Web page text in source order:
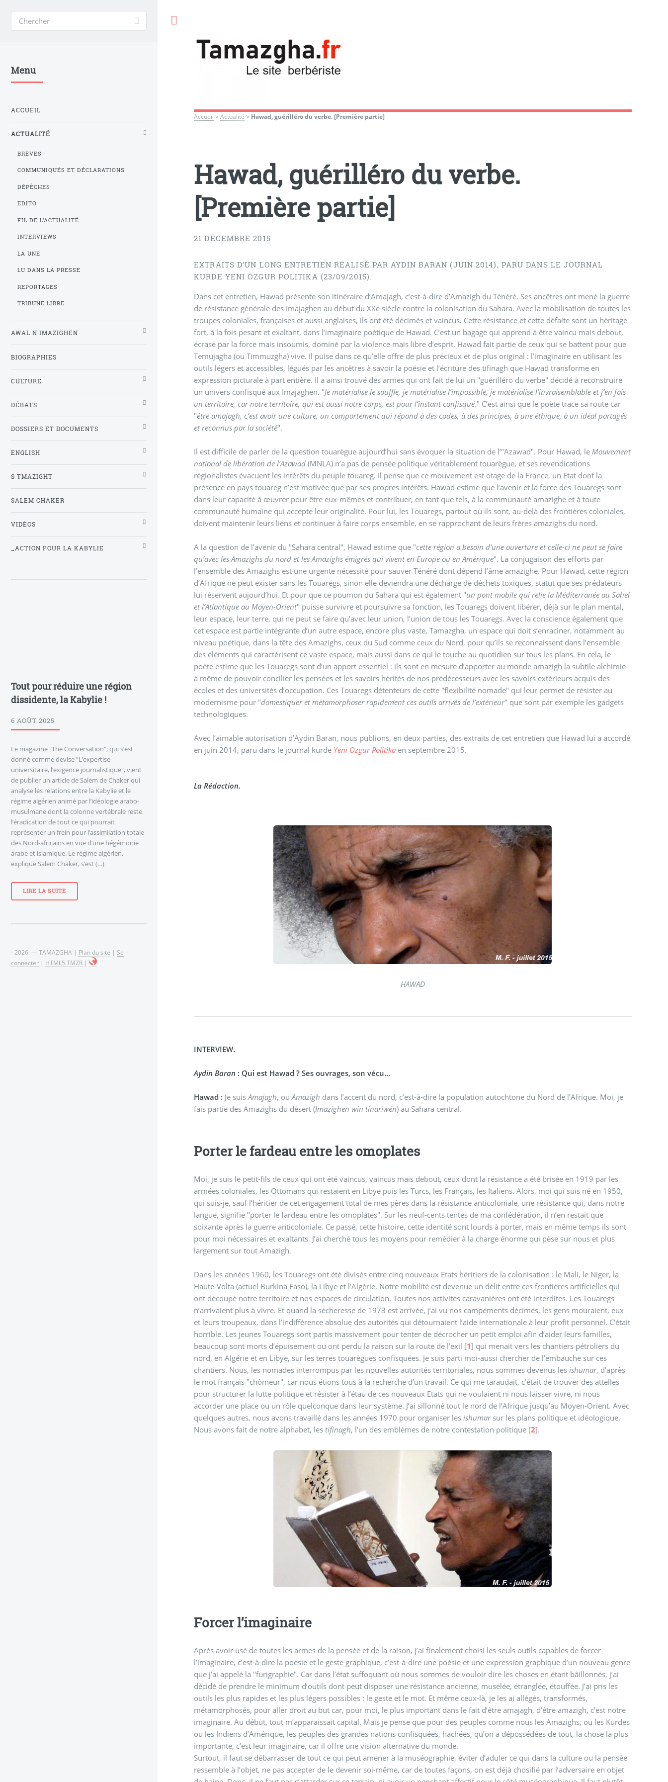
Accueil >Actualité > Hawad, guérilléro du verbe. [Première partie]
Hawad, guérilléro du verbe.
[Première partie]
21 DÉCEMBRE 2015
EXTRAITS D’UN LONG ENTRETIEN RÉALISÉ PAR AYDIN BARAN (JUIN 2014), PARU DANS LE JOURNAL
KURDE YENI OZGUR POLITIKA (23/09/2015).
Dans cet entretien, Hawad présente son itinéraire d’Amajagh, c’est-à-dire d’Amazigh du Ténéré. Ses ancêtres ont mené la guerre
de résistance générale des Imajaghen au début du XXe siècle contre la colonisation du Sahara. Avec la mobilisation de toutes les
troupes coloniales, françaises et aussi anglaises, ils ont été décimés et vaincus. Cette résistance et cette défaite sont un héritage
fort, à la fois pesant et exaltant, dans l’imaginaire poétique de Hawad. C’est un bagage qui apprend à être vaincu mais debout,
écrasé par la force mais insoumis, dominé par la violence mais libre d’esprit. Hawad fait partie de ceux qui se battent pour que
Temujagha (ou Timmuzgha) vive. Il puise dans ce qu’elle offre de plus précieux et de plus original : l’imaginaire en utilisant les
outils légers et accessibles, légués par les ancêtres à savoir la poésie et l’écriture des tifinagh que Hawad transforme en
expression picturale à part entière. Il a ainsi trouvé des armes qui ont fait de lui un "guérilléro du verbe" décidé à reconstruire
un univers confisqué aux Imajaghen. "Je matérialise le souffle, je matérialise l’impossible, je matérialise l’invraisemblable et j’en fais
un territoire, car notre territoire, qui est aussi notre corps, est pour l’instant confisqué." C’est ainsi que le poète trace sa route car
"être amajagh, c’est avoir une culture, un comportement qui répond à des codes, à des principes, à une éthique, à un idéal partagés
et reconnus par la société".
Il est difficile de parler de la question touarègue aujourd’hui sans évoquer la situation de l’"Azawad". Pour Hawad, le Mouvement
national de libération de l’Azawad (MNLA) n’a pas de pensée politique véritablement touarègue, et ses revendications
régionalistes évacuent les intérêts du peuple touareg. Il pense que ce mouvement est otage de la France, un Etat dont la
présence en pays touareg n’est motivée que par ses propres intérêts. Hawad estime que l’avenir et la force des Touaregs sont
dans leur capacité à œuvrer pour être eux-mêmes et contribuer, en tant que tels, à la communauté amazighe et à toute
communauté humaine qui accepte leur originalité. Pour lui, les Touaregs, partout où ils sont, au-delà des frontières coloniales,
doivent maintenir leurs liens et continuer à faire corps ensemble, en se rapprochant de leurs frères amazighs du nord.
A la question de l’avenir du "Sahara central", Hawad estime que "cette région a besoin d’une ouverture et celle-ci ne peut se faire
qu’avec les Amazighs du nord et les Amazighs émigrés qui vivent en Europe ou en Amérique". La conjugaison des efforts par
l’ensemble des Amazighs est une urgente nécessité pour sauver Ténéré dont dépend l’âme amazighe. Pour Hawad, cette région
d’Afrique ne peut exister sans les Touaregs, sinon elle deviendra une décharge de déchets toxiques, statut que ses prédateurs
lui réservent aujourd’hui. Et pour que ce poumon du Sahara qui est également "un pont mobile qui relie la Méditerranée au Sahel
et l’Atlantique au Moyen-Orient" puisse survivre et poursuivre sa fonction, les Touaregs doivent libérer, déjà sur le plan mental,
leur espace, leur terre, qui ne peut se faire qu’avec leur union, l’union de tous les Touaregs. Avec la conscience également que
cet espace est partie intégrante d’un autre espace, encore plus vaste, Tamazgha, un espace qui doit s’enraciner, notamment au
niveau poétique, dans la tête des Amazighs, ceux du Sud comme ceux du Nord, pour qu’ils se reconnaissent dans l’ensemble
des éléments qui caractérisent ce vaste espace, mais aussi dans ce qui le touche au quotidien sur tous les plans. En cela, le
poète estime que les Touaregs sont d’un apport essentiel : ils sont en mesure d’apporter au monde amazigh la subtile alchimie
à même de pouvoir concilier les pensées et les savoirs hérités de nos prédécesseurs avec les savoirs extérieurs acquis des
écoles et des universités d’occupation. Ces Touaregs détenteurs de cette "flexibilité nomade" qui leur permet de résister au
modernisme pour "domestiquer et métamorphoser rapidement ces outils arrivés de l’extérieur" que sont par exemple les gadgets
technologiques.
Avec l’aimable autorisation d’Aydin Baran, nous publions, en deux parties, des extraits de cet entretien que Hawad lui a accordé
en juin 2014, paru dans le journal kurde Yeni Ozgur Politika en septembre 2015.
La Rédaction.
HAWAD
INTERVIEW.
Aydin Baran : Qui est Hawad ? Ses ouvrages, son vécu...
Hawad : Je suisAmajagh, ouAmazigh dans l’accent du nord, c’est-à-dire la population autochtone du Nord de l’Afrique. Moi, je
fais partie des Amazighs du désert (Imazighen win tinariwén) au Sahara central.
Porter le fardeau entre les omoplates
Moi, je suis le petit-fils de ceux qui ont été vaincus, vaincus mais debout, ceux dont la résistance a été brisée en 1919 par les
armées coloniales, les Ottomans qui restaient en Libye puis les Turcs, les Français, les Italiens. Alors, moi qui suis né en 1950,
qui suis-je, sauf l’héritier de cet engagement total de mes pères dans la résistance anticoloniale, une résistance qui, dans notre
langue, signifie "porter le fardeau entre les omoplates". Sur les neuf-cents tentes de ma confédération, il n’en restait que
soixante après la guerre anticoloniale. Ce passé, cette histoire, cette identité sont lourds à porter, mais en même temps ils sont
pour moi nécessaires et exaltants. J’ai cherché tous les moyens pour remédier à la charge énorme qui pèse sur nous et plus
largement sur tout Amazigh.
Dans les années 1960, les Touaregs ont été divisés entre cinq nouveaux Etats héritiers de la colonisation : le Mali, le Niger, la
Haute-Volta (actuel Burkina Faso), la Libye et l’Algérie. Notre mobilité est devenue un délit entre ces frontières artificielles qui
ont découpé notre territoire et nos espaces de circulation. Toutes nos activités caravanières ont été interdites. Les Touaregs
n’arrivaient plus à vivre. Et quand la sécheresse de 1973 est arrivée, j’ai vu nos campements décimés, les gens mouraient, eux
et leurs troupeaux, dans l’indifférence absolue des autorités qui détournaient l’aide internationale à leur profit personnel. C’était
horrible. Les jeunes Touaregs sont partis massivement pour tenter de décrocher un petit emploi afin d’aider leurs familles,
beaucoup sont morts d’épuisement ou ont perdu la raison sur la route de l’exil [1] qui menait vers les chantiers pétroliers du
nord, en Algérie et en Libye, sur les terres touarègues confisquées. Je suis parti moi-aussi chercher de l’embauche sur ces
chantiers. Nous, les nomades interrompus par les nouvelles autorités territoriales, nous sommes devenus lesishumar, d’après
le mot français "chômeur", car nous étions tous à la recherche d’un travail. Ce qui me taraudait, c’était de trouver des attelles
pour structurer la lutte politique et résister à l’étau de ces nouveaux Etats qui ne voulaient ni nous laisser vivre, ni nous
accorder une place ou un rôle quelconque dans leur système. J’ai sillonné tout le nord de l’Afrique jusqu’au Moyen-Orient. Avec
quelques autres, nous avons travaillé dans les années 1970 pour organiser les ishumar sur les plans politique et idéologique.
Nous avons fait de notre alphabet, les tifinagh, l’un des emblèmes de notre contestation politique [2].
Forcer l’imaginaire
Après avoir usé de toutes les armes de la pensée et de la raison, j’ai finalement choisi les seuls outils capables de forcer
l’imaginaire, c’est-à-dire la poésie et le geste graphique, c’est-à-dire une poésie et une expression graphique d’un nouveau genre
que j’ai appelé la "furigraphie". Car dans l’état suffoquant où nous sommes de vouloir dire les choses en étant bâillonnés, j’ai
décidé de prendre le minimum d’outils dont peut disposer une résistance ancienne, muselée, étranglée, étouffée. J’ai pris les
outils les plus rapides et les plus légers possibles : le geste et le mot. Et même ceux-là, je les ai allégés, transformés,
métamorphosés, pour aller droit au but car, pour moi, le plus important dans le fait d’être amajagh, d’être amazigh, c’est notre
imaginaire. Au début, tout m’apparaissait capital. Mais je pense que pour des peuples comme nous les Amazighs, ou les Kurdes
ou les Indiens d’Amérique, les peuples des grandes nations confisquées, hachées, qu’on a dépossédées de tout, la chose la plus
importante, c’est leur imaginaire, car il offre une vision alternative du monde.
Surtout, il faut se débarrasser de tout ce qui peut amener à la muséographie, éviter d’aduler ce qui dans la culture ou la pensée
ressemble à l’objet, ne pas accepter de le devenir soi-même, car de toutes façons, on est déjà chosifié par l’adversaire en objet
Menu
ACCUEIL
ACTUALITÉ
BRÈVES
COMMUNIQUÉS ET DÉCLARATIONS
DÉPÊCHES
EDITO
FIL DE L’ACTUALITÉ
INTERVIEWS
LA UNE
LU DANS LA PRESSE
REPORTAGES
TRIBUNE LIBRE
AWAL N IMAZIGHEN
BIOGRAPHIES
CULTURE
DÉBATS
DOSSIERS ET DOCUMENTS
ENGLISH
S TMAZIGHT
SALEM CHAKER
VIDÉOS
_ACTION POUR LA KABYLIE
Tout pour réduire une région
dissidente, la Kabylie !
6 AOÛT 2025
Le magazine "The Conversation", qui s’est
donné comme devise "L’expertise
universitaire, l’exigence journalistique", vient
de publier un article de Salem de Chaker qui
analyse les relations entre la Kabylie et le
régime algérien animé par l’idéologie arabo-
musulmane dont la colonne vertébrale reste
l’éradication de tout ce qui pourrait
représenter un frein pour l’assimilation totale
des Nord-africains en vue d’une hégémonie
arabe et islamique. Le régime algérien,
explique Salem Chaker, s’est (…)
LIRE LA SUITE
- 2026 — TAMAZGHA | Plan du site | Se
connecter | HTML5 TMZR |